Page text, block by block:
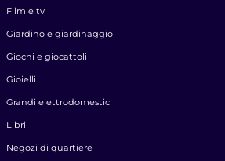
Film e tv
Giardino e giardinaggio
Giochi e giocattoli
Gioielli
Grandi elettrodomestici
Libri
Negozi di quartiere